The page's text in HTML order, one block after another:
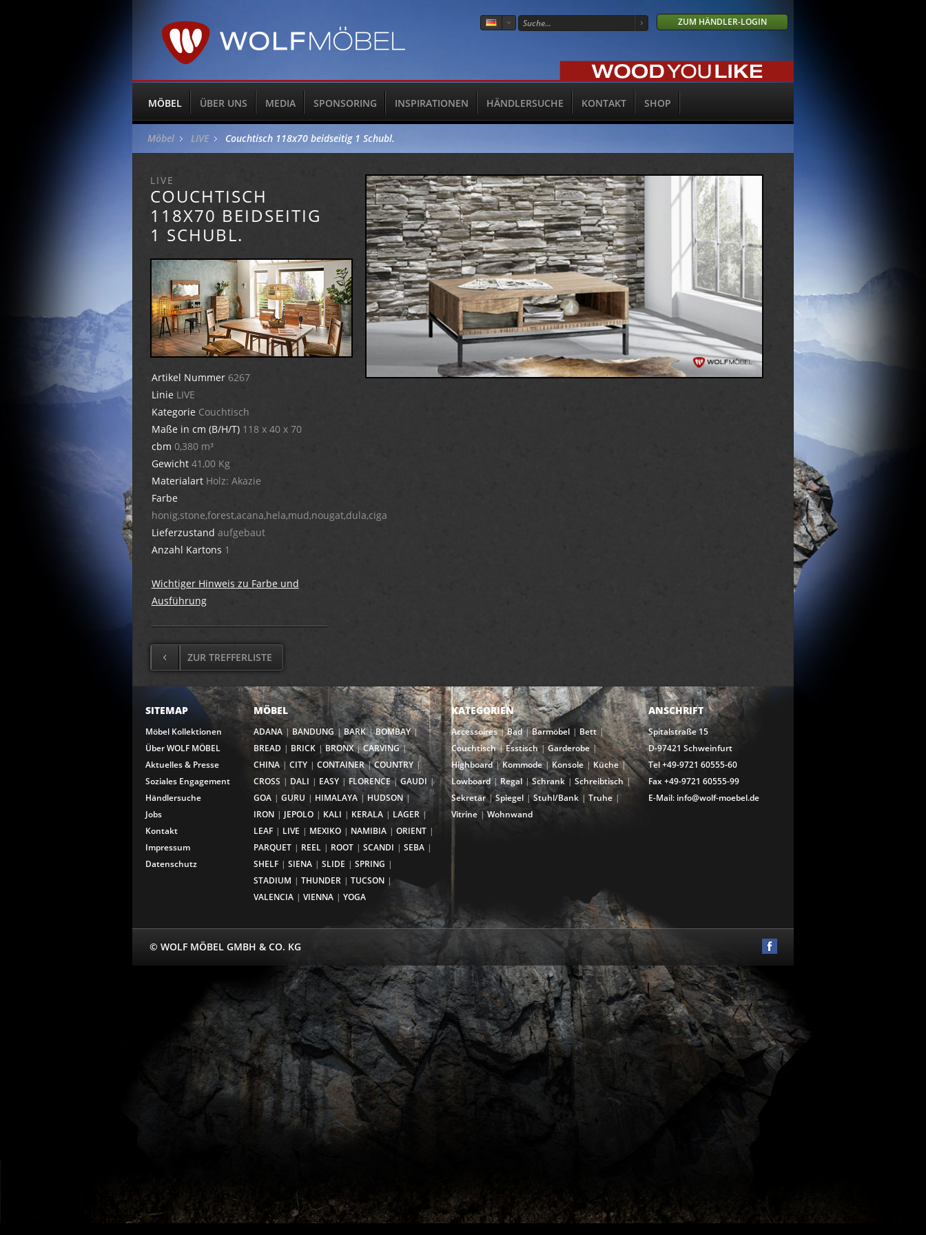
ZUM HÄNDLER-LOGIN
MÖBEL ÜBER UNS MEDIA SPONSORING INSPIRATIONEN HÄNDLERSUCHE KONTAKT SHOP
Möbel LIVE Couchtisch 118x70 beidseitig 1 Schubl.
LIVE
COUCHTISCH
118X70 BEIDSEITIG
1 SCHUBL.
Artikel Nummer 6267
Linie LIVE
Kategorie Couchtisch
Maße in cm (B/H/T) 118 x 40 x 70
cbm 0,380 m³
Gewicht 41,00 Kg
Materialart Holz: Akazie
Farbe
honig,stone,forest,acana,hela,mud,nougat,dula,ciga
Lieferzustand aufgebaut
Anzahl Kartons 1
Wichtiger Hinweis zu Farbe und
Ausführung
ZUR TREFFERLISTE
SITEMAP
Möbel Kollektionen
Über WOLF MÖBEL
Aktuelles & Presse
Soziales Engagement
Händlersuche
Jobs
Kontakt
Impressum
Datenschutz
MÖBEL
ADANA BANDUNG BARK
BOMBAY
BREAD
BRICK BRONX
CARVING
CHINA
CITY CONTAINER
COUNTRY
CROSS
DALI EASY FLORENCE
GAUDI
GOA
GURU HIMALAYA
HUDSON
IRON
JEPOLO KALI KERALA
LAGER
LEAF
LIVE MEXIKO NAMIBIA
ORIENT
PARQUET
REEL ROOT SCANDI
SEBA
SHELF
SIENA SLIDE
SPRING
STADIUM
THUNDER
TUCSON
VALENCIA
VIENNA YOGA
KATEGORIEN
Accessoires Bad Barmöbel
Bett
Couchtisch
Esstisch
Garderobe
Highboard
Kommode Konsole
Küche
Lowboard
Regal Schrank
Schreibtisch
Sekretär
Spiegel Stuhl/Bank
Truhe
Vitrine
Wohnwand
ANSCHRIFT
Spitalstraße 15
D-97421 Schweinfurt
Tel +49-9721 60555-60
Fax +49-9721 60555-99
E-Mail: info@wolf-moebel.de
© WOLF MÖBEL GMBH & CO. KG